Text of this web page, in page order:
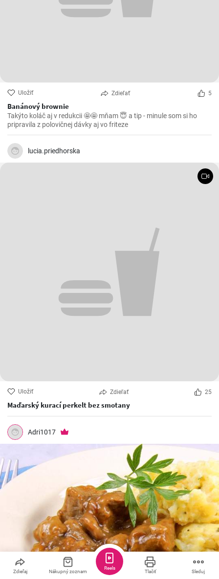
Uložiť Zdieľať 5
Banánový brownie
Takýto koláč aj v redukcii 🤩🤩 mňam 😇 a tip - minule som si ho
pripravila z polovičnej dávky aj vo friteze
lucia.priedhorska
Uložiť Zdieľať 25
Maďarský kurací perkelt bez smotany
Adri1017
Zdieľaj Nákupný zoznam Tlačiť Sleduj
Reels